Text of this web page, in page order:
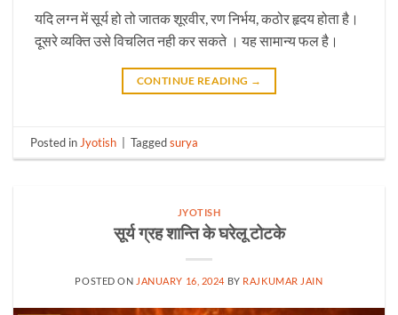
यदि लग्न में सूर्य हो तो जातक शूरवीर, रण निर्भय, कठोर हृदय होता है।
दूसरे व्यक्ति उसे विचलित नही कर सकते । यह सामान्य फल है।
CONTINUE READING →
Posted in Jyotish Taggedsurya
JYOTISH
सूर्य ग्रह शान्ति के घरेलू टोटके
POSTED ON JANUARY 16, 2024 BY RAJKUMAR JAIN